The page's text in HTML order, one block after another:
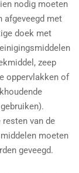
nodig moeten
afgeveegd met
doek met
zeep
oppervlakken of
resten van de
moeten
geveegd.